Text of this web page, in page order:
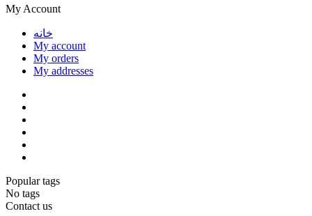
My Account
خانه
My account
My orders
My addresses
Popular tags
No tags
Contact us